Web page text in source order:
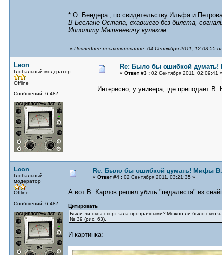
* О. Бендера , по свидетельству Ильфа и
В Беслане Остапа, ехавшего без билета,
Ипполиту Матвеевичу кулаком.
« Последнее редактирование: 04 Сентября 2011, 12:03:55
Leon
Глобальный модератор
Offline
Сообщений: 6,482
Re: Было бы ошибкой
« Ответ #3 : 02 Сентября 2011, 02:09:41 »
Интересно, у универа, где преподает
Leon
Глобальный
модератор
Offline
Сообщений: 6,482
Re: Было бы ошибкой думать! Мифы В.
« Ответ #4 : 02 Сентября 2011, 03:21:35 »
А вот В. Карлов решил убить "педалиста" из
Цитировать
Были ли окна спортзала прозрачными? Можно ли было
№ 39 (рис. 63).
И картинка: